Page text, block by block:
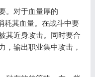
对于血量厚的
耗其血量。在战斗中要
其近身攻击。同时要合
，输出职业集中攻击，